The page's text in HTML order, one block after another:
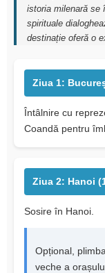
istoria milenară se
spirituale
destinație oferă o
Ziua 1:
Întâlnire cu
Coandă pentru
Ziua 2: Hanoi
Sosire în Hanoi.
Opțional,
veche a